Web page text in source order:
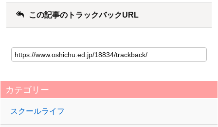
この記事のトラックバックURL
カテゴリー
スクールライフ